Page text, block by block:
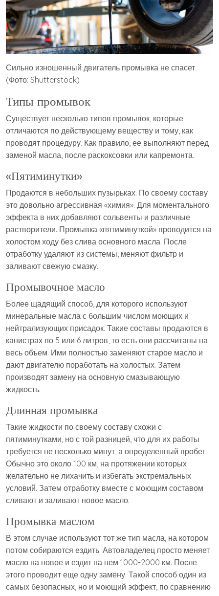
Сильно изношенный двигатель промывка не спасет
(Фото: Shutterstock)
Типы промывок
Существует несколько типов промывок, которые
отличаются по действующему веществу и тому, как
проводят процедуру. Как правило, ее выполняют перед
заменой масла, после раскоксовки или капремонта.
«Пятиминутки»
Продаются в небольших пузырьках. По своему составу
это довольно агрессивная «химия». Для моментального
эффекта в них добавляют сольвенты и различные
растворители. Промывка «пятиминуткой» проводится на
холостом ходу без слива основного масла. После
отработку удаляют из системы, меняют фильтр и
заливают свежую смазку.
Промывочное масло
Более щадящий способ, для которого используют
минеральные масла с большим числом моющих и
нейтрализующих присадок. Такие составы продаются в
канистрах по 5 или 6 литров, то есть они рассчитаны на
весь объем. Ими полностью заменяют старое масло и
дают двигателю поработать на холостых. Затем
производят замену на основную смазывающую
жидкость.
Длинная промывка
Такие жидкости по своему составу схожи с
пятиминутками, но с той разницей, что для их работы
требуется не несколько минут, а определенный пробег.
Обычно это около 100 км, на протяжении которых
желательно не лихачить и избегать экстремальных
условий. Затем отработку вместе с моющим составом
сливают и заливают новое масло.
Промывка маслом
В этом случае используют тот же тип масла, на котором
потом собираются ездить. Автовладелец просто меняет
масло на новое и ездит на нем 1000-2000 км. После
этого проводит еще одну замену. Такой способ один из
самых безопасных, но и моющий эффект, по сравнению